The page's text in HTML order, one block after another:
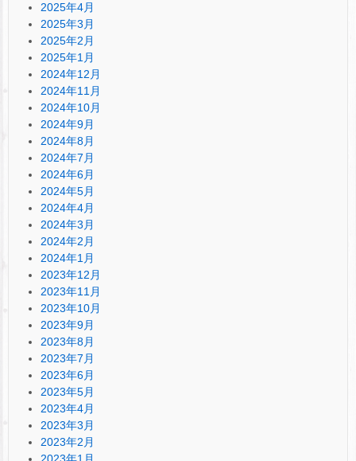
2025年4月
2025年3月
2025年2月
2025年1月
2024年12月
2024年11月
2024年10月
2024年9月
2024年8月
2024年7月
2024年6月
2024年5月
2024年4月
2024年3月
2024年2月
2024年1月
2023年12月
2023年11月
2023年10月
2023年9月
2023年8月
2023年7月
2023年6月
2023年5月
2023年4月
2023年3月
2023年2月